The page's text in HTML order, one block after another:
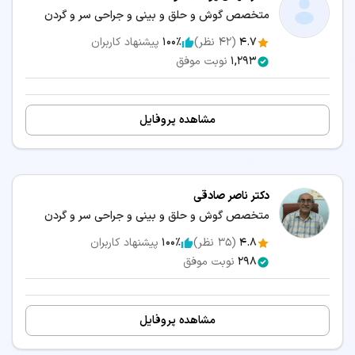
دکتر گوش و حلق و بینی و جراحی سر و گردن شیراز
دکتر گوش و حلق و بینی و جراحی سر و گردن کرج
دکتر گوش و حلق و بینی و جراحی سر و گردن تبریز
دکتر گوش و حلق و بینی و جراحی سر و گردن یزد
دکتر گوش و حلق و بینی و جراحی سر و گردن همدان
دکتر گوش و حلق و بینی و جراحی سر و گردن ارومیه
دکتر گوش و حلق و بینی و جراحی سر و گردن خرم آباد
دکتر گوش و حلق و بینی و جراحی سر و گردن کرمانشاه
دکتر گوش و حلق و بینی و جراحی سر و گردن یاسوج
دکتر گوش و حلق و بینی و جراحی سر و گردن گرگان
دکتر گوش و حلق و بینی و جراحی سر و گردن ساری
متخصص گوش و حلق و بینی و جراحی سر و گردن
4.7
(
42 نظر) 100٪ پیشنهاد کاربران
1,293 نوبت موفق
مشاهده پروفایل
دکتر ناصر صادقی
متخصص گوش و حلق و بینی و جراحی سر و گردن
4.8
(
35 نظر) 100٪ پیشنهاد کاربران
298 نوبت موفق
مشاهده پروفایل